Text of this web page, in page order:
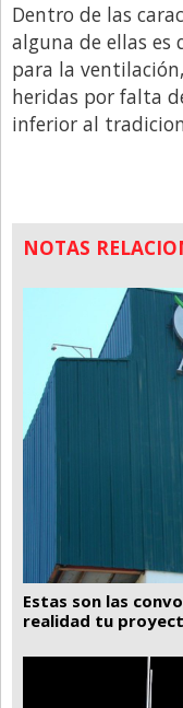
País
Política
Publicidad y
Real Estate y
Santa Fe
Show Business
Tecnología
Tendencias
Viajes
Dentro de las
alguna de ellas
para la
heridas por falta
inferior al
NOTAS
Estas son las
realidad tu